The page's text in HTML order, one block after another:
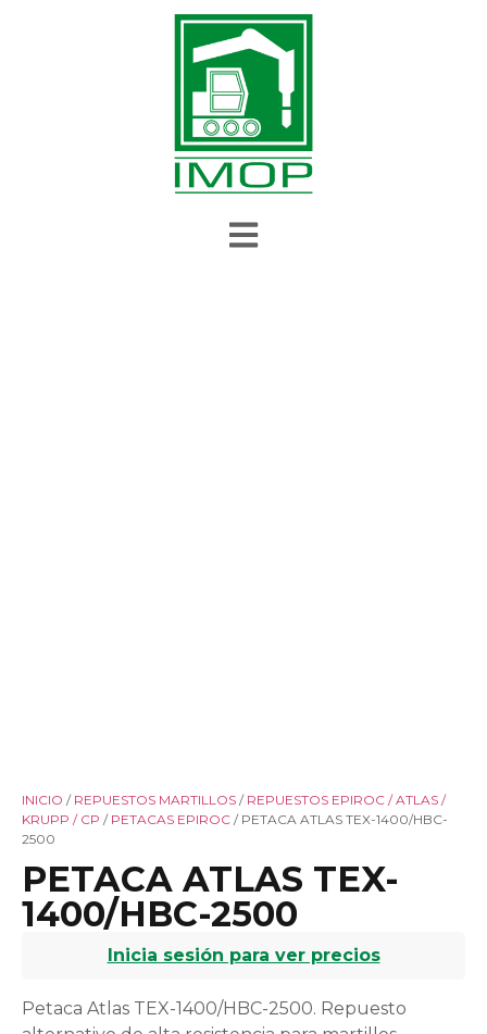
INICIO / REPUESTOS MARTILLOS / REPUESTOS EPIROC / ATLAS /
KRUPP / CP / PETACAS EPIROC / PETACA ATLAS TEX-1400/HBC-
2500
PETACA ATLAS TEX-
1400/HBC-2500
Inicia sesión para ver precios
Petaca Atlas TEX-1400/HBC-2500. Repuesto